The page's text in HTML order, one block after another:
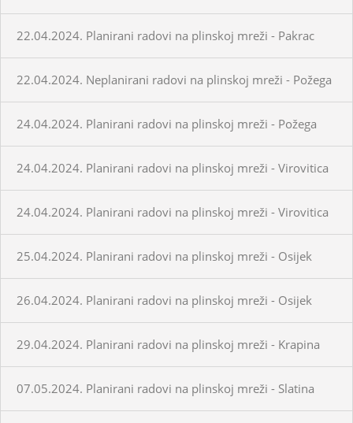
22.04.2024. Planirani radovi na plinskoj mreži - Pakrac
22.04.2024. Neplanirani radovi na plinskoj mreži - Požega
24.04.2024. Planirani radovi na plinskoj mreži - Požega
24.04.2024. Planirani radovi na plinskoj mreži - Virovitica
24.04.2024. Planirani radovi na plinskoj mreži - Virovitica
25.04.2024. Planirani radovi na plinskoj mreži - Osijek
26.04.2024. Planirani radovi na plinskoj mreži - Osijek
29.04.2024. Planirani radovi na plinskoj mreži - Krapina
07.05.2024. Planirani radovi na plinskoj mreži - Slatina